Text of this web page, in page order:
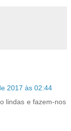
2017 às 02:44
lindas e fazem-nos